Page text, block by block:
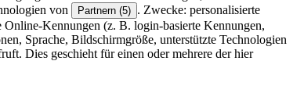
von Partnern (5) . Zwecke: personalisierte
Kennungen (z. B. login-basierte Kennungen,
Sprache, Bildschirmgröße, unterstützte Technologien
Dies geschieht für einen oder mehrere der hier